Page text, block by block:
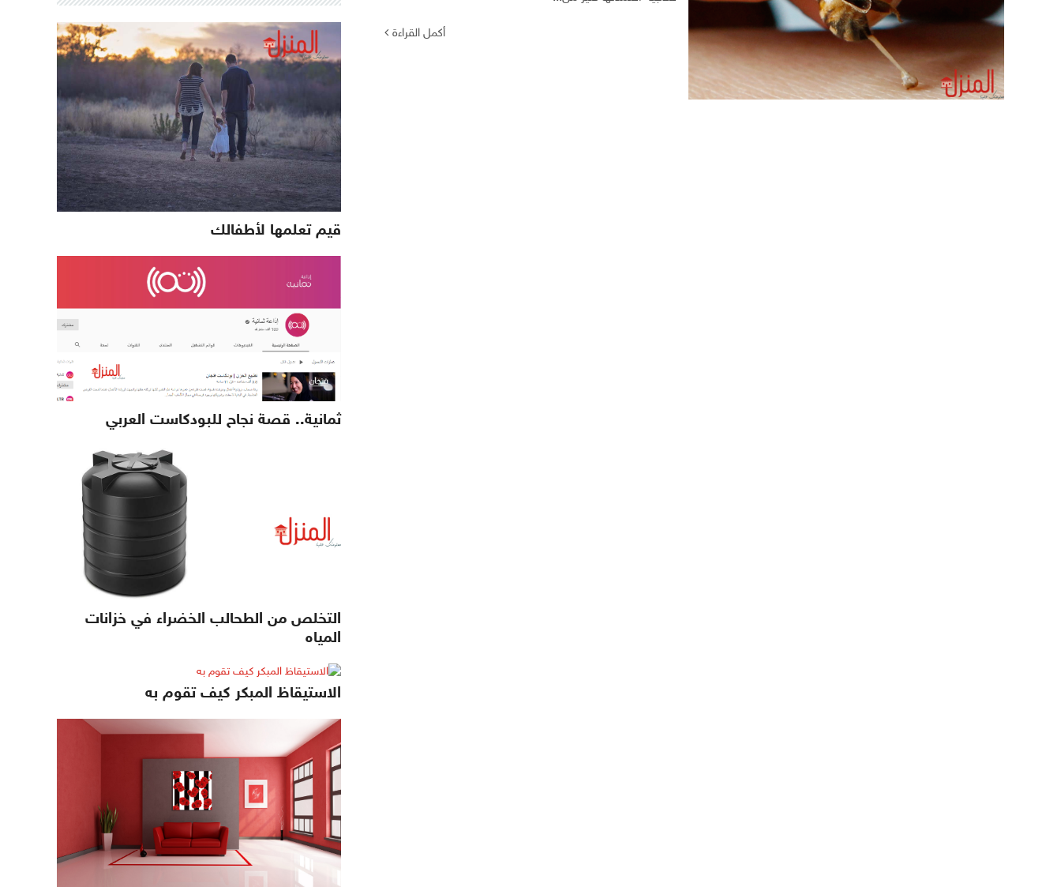
أكمل القراءة
قيم تعلمها لأطفالك
ثمانية.. قصة نجاح للبودكاست العربي
التخلص من الطحالب الخضراء في خزانات
المياه
الاستيقاظ المبكر كيف تقوم به